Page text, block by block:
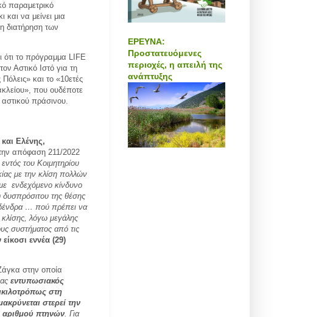
παραμετρικό
να μείνει μια
διατήρηση των
ότι το πρόγραμμα LIFE
Αστικό Ιστό για τη
και το «10ετές
που ουδέποτε
πράσινου.
Ελένης,
απόφαση 211/2022
του Κοιμητηρίου
με την κλίση πολλών
ενδεχόμενο κίνδυνο
της θέσης
δένδρα … πού πρέπει να
λόγω μεγάλης
συστήματος από τις
είκοσι εννέα (29)
στην οποία
εντυπωσιακός
στη
στερεί την
αριθμού πτηνών . Για
ΕΡΕΥΝΑ:
Προστατευόμενες
περιοχές, η απειλή της
ανάπτυξης